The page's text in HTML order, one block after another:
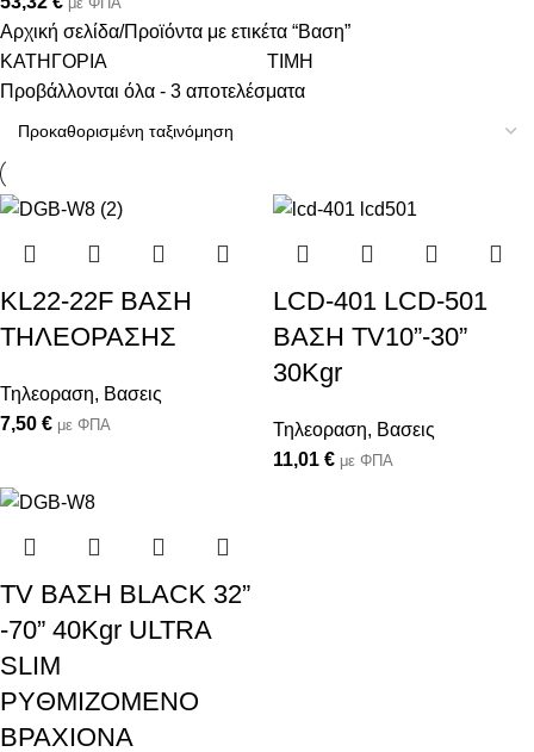
Αρχική σελίδα Προϊόντα με ετικέτα “Βαση”
ΚΑΤΗΓΟΡΙΑ
ΤΙΜΗ
Προβάλλονται όλα - 3 αποτελέσματα
KL22-22F BAΣΗ
ΤΗΛΕΟΡΑΣΗΣ
Τηλεοραση, Βασεις
7,50 € με ΦΠΑ
LCD-401 LCD-501
BAΣH TV10”-30”
30Kgr
Τηλεοραση, Βασεις
11,01 € με ΦΠΑ
TV BAΣH BLACK 32”
-70” 40Kgr ULTRA
SLIM
PYΘMIZOΜΕΝO
ΒΡΑΧΙΟΝΑ